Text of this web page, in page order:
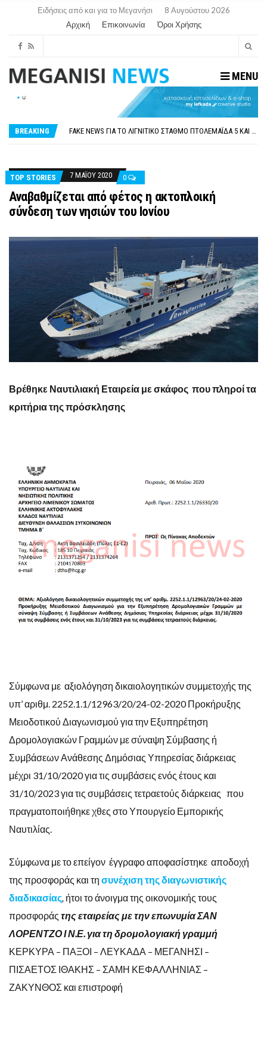
Ειδήσεις από και για το Μεγανήσι
8 Αυγούστου 2026
Αρχική
Επικοινωνία Όροι Χρήσης
MENU
BREAKING
ΠΑΡΑΙΤΉΘΗΚΕ Η ΑΝΤΙΔΉΜΑΡΧΟΣ ΠΟΛΙΤΙΣΜΟΎ ΜΕΓΑΝΗΣΊΟΥ Κ . ΕΥΑΓΓΕΛΊΑ ΜΕΛΆ. Η ΕΠΙΣΤΟΛΉ ΤΗΣ ΠΑΡΑΊΤΗΣΗΣ
FAKE NEWS ΓΙΑ ΤΟ ΛΙΓΝΙΤΙΚΌ ΣΤΑΘΜΌ ΠΤΟΛΕΜΑΪ́ΔΑ 5 ΚΑΙ ΤΗΝ ΕΝΕΡΓΕΙΑΚΉ ΑΣΦΆΛΕΙΑ ΤΗΣ ΧΏΡΑΣ
TOP STORIES
7 ΜΑΪ́ΟΥ 2020 0
Αναβαθμίζεται από φέτος η ακτοπλοική
σύνδεση των νησιών του Ιονίου
Βρέθηκε Ναυτιλιακή Εταιρεία με σκάφος που πληροί τα
κριτήρια της πρόσκλησης
Σύμφωνα με αξιολόγηση δικαιολογητικών συμμετοχής της
υπ’ αριθμ. 2252.1.1/12963/20/24-02-2020 Προκήρυξης
Μειοδοτικού Διαγωνισμού για την Εξυπηρέτηση
Δρομολογιακών Γραμμών με σύναψη Σύμβασης ή
Συμβάσεων Ανάθεσης Δημόσιας Υπηρεσίας διάρκειας
μέχρι 31/10/2020 για τις συμβάσεις ενός έτους και
31/10/2023 για τις συμβάσεις τετραετούς διάρκειας που
πραγματοποιήθηκε χθες στο Υπουργείο Εμπορικής
Ναυτιλίας.
Σύμφωνα με το επείγον έγγραφο αποφασίστηκε αποδοχή
της προσφοράς και τη συνέχιση της διαγωνιστικής
διαδικασίας ήτοι το άνοιγμα της οικονομικής τους
προσφοράς της εταιρείας με την επωνυμία ΣΑΝ
ΛΟΡΕΝΤΖΟ Ι Ν.Ε. για τη δρομολογιακή γραμμή
ΚΕΡΚΥΡΑ – ΠΑΞΟΙ – ΛΕΥΚΑΔΑ – ΜΕΓΑΝΗΣΙ –
ΠΙΣΑΕΤΟΣ ΙΘΑΚΗΣ – ΣΑΜΗ ΚΕΦΑΛΛΗΝΙΑΣ –
ΖΑΚΥΝΘΟΣ και επιστροφή